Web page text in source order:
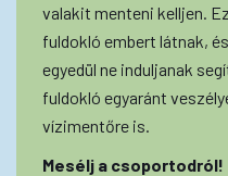
valakit menteni kelljen.
fuldokló embert látnak,
egyedül ne induljanak
fuldokló egyaránt
vízimentőre is.
Mesélj a csoportodról!